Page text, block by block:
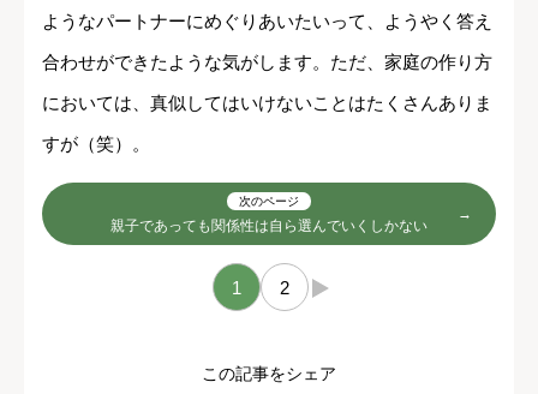
ようなパートナーにめぐりあいたいって、ようやく答え
合わせができたような気がします。ただ、家庭の作り方
においては、真似してはいけないことはたくさんありま
すが（笑）。
次のページ
親子であっても関係性は自ら選んでいくしかない
1 2 →
この記事をシェア